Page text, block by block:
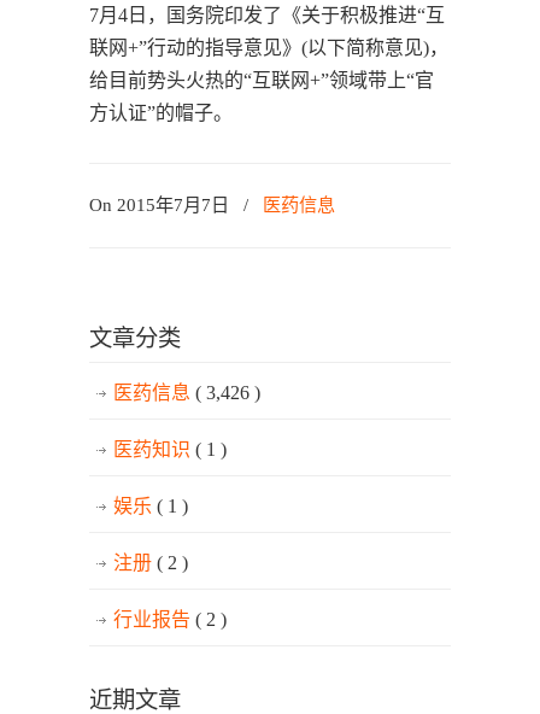
7月4日，国务院印发了《关于积极推进“互
联网+”行动的指导意见》(以下简称意见)，
给目前势头火热的“互联网+”领域带上“官
方认证”的帽子。
On 2015年7月7日 / 医药信息
文章分类
医药信息 ( 3,426 )
医药知识 ( 1 )
娱乐 ( 1 )
注册 ( 2 )
行业报告 ( 2 )
近期文章